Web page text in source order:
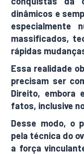
dinâmicos e
especialmente
massificados,
rápidas
Essa realidade
precisam ser
Direito, embora
fatos, inclusive
Desse modo, o
pela técnica do
a força